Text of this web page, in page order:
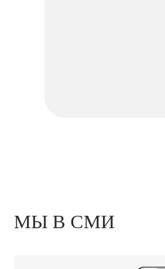
МЫ В СМИ